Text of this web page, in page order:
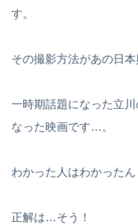
す。
その撮影方法があの日
一時期話題になった立
なった映画です…。
わかった人はわかった
正解は…そう！